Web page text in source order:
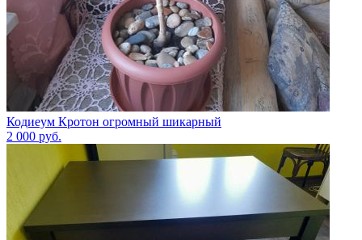
Кодиеум Кротон огромный шикарный
2 000 руб.